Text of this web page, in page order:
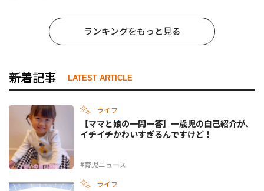
ランキングをもっと見る
新着記事 LATEST ARTICLE
ライフ
#育児ニュース
【ママと娘の一問一答】一歳児の自己紹介が、
イチイチかわいすぎるんですけど！
ライフ